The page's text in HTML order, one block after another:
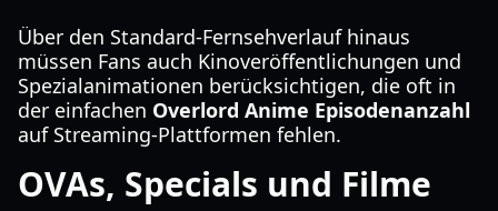
Über den Standard-Fernsehverlauf hinaus
müssen Fans auch Kinoveröffentlichungen und
Spezialanimationen berücksichtigen, die oft in
der einfachen Overlord Anime Episodenanzahl
auf Streaming-Plattformen fehlen.
OVAs, Specials und Filme